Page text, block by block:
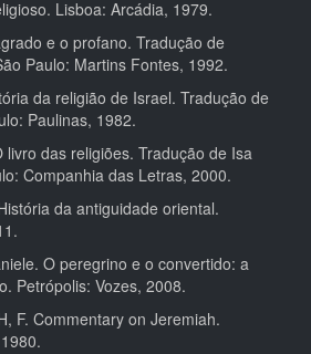
Lisboa: Arcádia, 1979.
e o profano. Tradução de
Paulo: Martins Fontes, 1992.
da religião de Israel. Tradução de
Paulinas, 1982.
livro das religiões. Tradução de Isa
Companhia das Letras, 2000.
da antiguidade oriental.
O peregrino e o convertido: a
Petrópolis: Vozes, 2008.
F. Commentary on Jeremiah.